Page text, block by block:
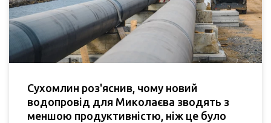
Сухомлин роз'яснив, чому новий
водопровід для Миколаєва зводять з
меншою продуктивністю, ніж це було